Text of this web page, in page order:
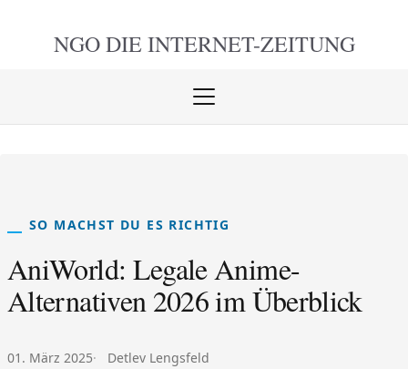
NGO DIE INTERNET-ZEITUNG
Menü
SO MACHST DU ES RICHTIG
AniWorld: Legale Anime-
Alternativen 2026 im Überblick
Veröffentlicht am:
01. März 2025 Autor:
Detlev Lengsfeld